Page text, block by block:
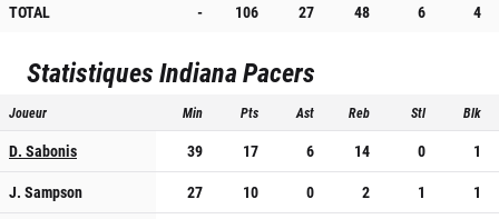
TOTAL
- 106 27 48 6 4
StatistiquesIndiana Pacers
Joueur Min Pts Ast Reb Stl Blk
D. Sabonis 39 17 6 14 0
1
J. Sampson
27 10 0 2 1
1